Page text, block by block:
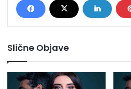
Slične Objave